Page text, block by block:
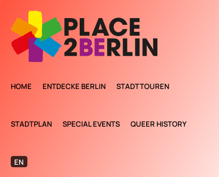
HOME ENTDECKE BERLIN STADTTOUREN
STADTPLAN SPECIAL EVENTS QUEER HISTORY
EN